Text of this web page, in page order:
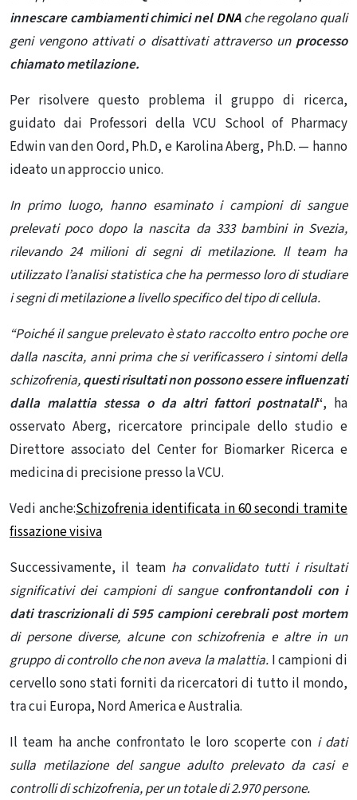
innescare cambiamenti chimici nelDNAche regolano quali
geni vengono attivati ​​o disattivati ​​attraverso un processo
chiamato metilazione.
Per risolvere questo problema il gruppo di ricerca,
guidato dai Professori della VCU School of Pharmacy
Edwin van den Oord, Ph.D, e Karolina Aberg, Ph.D. — hanno
ideato un approccio unico.
In primo luogo, hanno esaminato i campioni di sangue
prelevati poco dopo la nascita da 333 bambini in Svezia,
rilevando 24 milioni di segni di metilazione. Il team ha
utilizzato l’analisi statistica che ha permesso loro di studiare
i segni di metilazione a livello specifico del tipo di cellula.
“Poiché il sangue prelevato è stato raccolto entro poche ore
dalla nascita, anni prima che si verificassero i sintomi della
schizofrenia,questi risultati non possono essere influenzati
dalla malattia stessa o da altri fattori postnatali“, ha
osservato Aberg, ricercatore principale dello studio e
Direttore associato del Center for Biomarker Ricerca e
medicina di precisione presso la VCU.
Vedi anche:Schizofrenia identificata in 60 secondi tramite
fissazione visiva
Successivamente, il teamha convalidato tutti i risultati
significativi dei campioni di sangue confrontandoli con i
dati trascrizionali di 595 campioni cerebrali post mortem
di persone diverse, alcune con schizofrenia e altre in un
gruppo di controllo che non aveva la malattia. I campioni di
cervello sono stati forniti da ricercatori di tutto il mondo,
tra cui Europa, Nord America e Australia.
Il team ha anche confrontato le loro scoperte con i dati
sulla metilazione del sangue adulto prelevato da casi e
controlli di schizofrenia, per un totale di 2.970 persone.